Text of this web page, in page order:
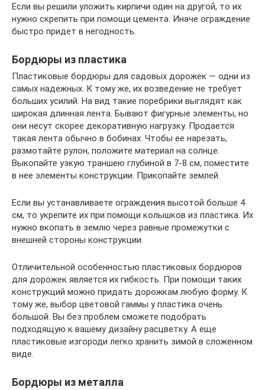
Если вы решили уложить кирпичи один на другой, то их
нужно скрепить при помощи цемента. Иначе ограждение
быстро придет в негодность.
Бордюры из пластика
Пластиковые бордюры для садовых дорожек — одни из
самых надежных. К тому же, их возведение не требует
больших усилий. На вид такие поребрики выглядят как
широкая длинная лента. Бывают фигурные элементы, но
они несут скорее декоративную нагрузку. Продается
такая лента обычно в бобинах. Чтобы ее нарезать,
размотайте рулон, положите материал на солнце.
Выкопайте узкую траншею глубиной в 7-8 см, поместите
в нее элементы конструкции. Прикопайте землей.
Если вы устанавливаете ограждения высотой больше 4
см, то укрепите их при помощи колышков из пластика. Их
нужно вкопать в землю через равные промежутки с
внешней стороны конструкции.
Отличительной особенностью пластиковых бордюров
для дорожек является их гибкость. При помощи таких
конструкций можно придать дорожкам любую форму. К
тому же, выбор цветовой гаммы у пластика очень
большой. Вы без проблем сможете подобрать
подходящую к вашему дизайну расцветку. А еще
пластиковые изгороди легко хранить зимой в сложенном
виде.
Бордюры из металла